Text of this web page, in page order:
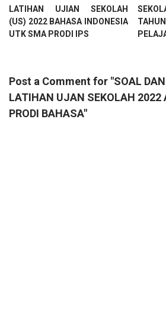
LATIHAN UJIAN SEKOLAH
(US) 2022 BAHASA INDONESIA
UTK SMA PRODI IPS
Post a Comment for "SOAL
LATIHAN UJAN SEKOLAH 2022
PRODI BAHASA"